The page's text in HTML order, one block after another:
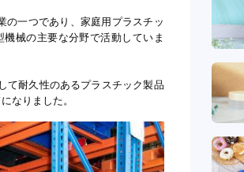
の一つであり、家庭用プラスチッ
械の主要な分野で活動していま
て耐久性のあるプラスチック製品
なりました。